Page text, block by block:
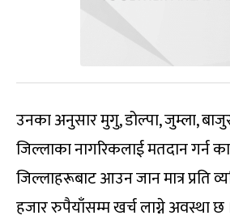
उनका अनुसार मुगु, डोल्पा, जुम्ला,
जिल्लाका नागरिकलाई मतदान गर्न
जिल्लाहरूबाट आउन जान मात्र प्रति
हजार रुपैयाँसम्म खर्च लाग्ने अवस्था छ